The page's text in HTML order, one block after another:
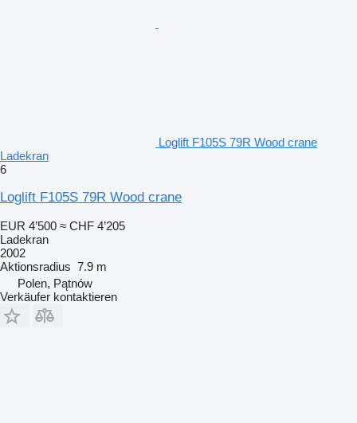
Loglift F105S 79R Wood crane
Ladekran
6
Loglift F105S 79R Wood crane
EUR 4’500 ≈ CHF 4’205
Ladekran
2002
Aktionsradius 7.9 m
Polen, Pątnów
Verkäufer kontaktieren